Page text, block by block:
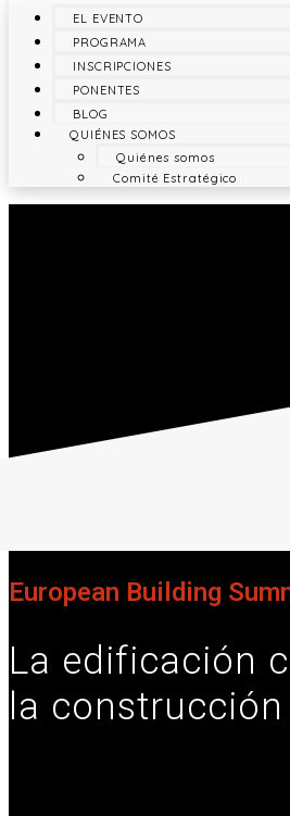
EL EVENTO
PROGRAMA
INSCRIPCIONES
PONENTES
BLOG
QUIÉNES SOMOS
Quiénes somos
Comité Estratégico
European Building
La edificación
la